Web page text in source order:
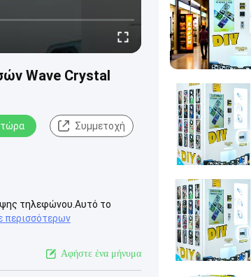
Wave Crystal
Συμμετοχή
τηλεφώνου.Αυτό το
περισσότερων
Αφήστε ένα μήνυμα